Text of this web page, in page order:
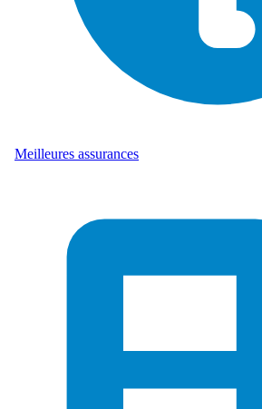
Meilleures assurances